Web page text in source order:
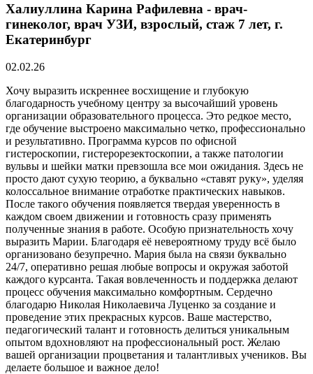
Халиуллина Карина Рафилевна - врач-
гинеколог, врач УЗИ, взрослый, стаж 7 лет, г.
Екатеринбург
02.02.26
Хочу выразить искреннее восхищение и глубокую
благодарность учебному центру за высочайший уровень
организации образовательного процесса. Это редкое место,
где обучение выстроено максимально четко, профессионально
и результативно. Программа курсов по офисной
гистероскопии, гистерорезектоскопии, а также патологии
вульвы и шейки матки превзошла все мои ожидания. Здесь не
просто дают сухую теорию, а буквально «ставят руку», уделяя
колоссальное внимание отработке практических навыков.
После такого обучения появляется твердая уверенность в
каждом своем движении и готовность сразу применять
полученные знания в работе. Особую признательность хочу
выразить Марии. Благодаря её невероятному труду всё было
организовано безупречно. Мария была на связи буквально
24/7, оперативно решая любые вопросы и окружая заботой
каждого курсанта. Такая вовлеченность и поддержка делают
процесс обучения максимально комфортным. Сердечно
благодарю Николая Николаевича Луценко за создание и
проведение этих прекрасных курсов. Ваше мастерство,
педагогический талант и готовность делиться уникальным
опытом вдохновляют на профессиональный рост. Желаю
вашей организации процветания и талантливых учеников. Вы
делаете большое и важное дело!